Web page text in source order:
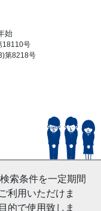
索条件を一定期間
利用いただけま
的で使用致しま
始
18110号
第8218号
Reserved.